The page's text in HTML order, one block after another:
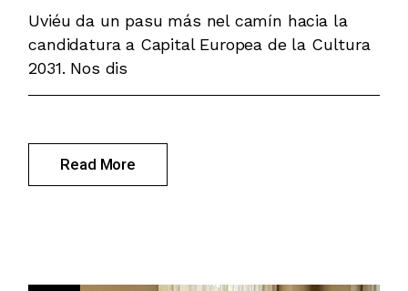
Uviéu da un pasu más nel camín hacia la
candidatura a Capital Europea de la Cultura
2031. Nos dis
Read More